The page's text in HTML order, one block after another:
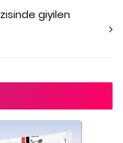
giyilen